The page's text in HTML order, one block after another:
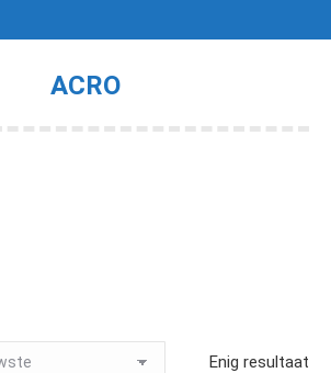
ACRO
Enig resultaat